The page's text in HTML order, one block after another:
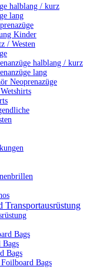
halblang / kurz
lang
Kinder
/ Westen
halblang / kurz
lang
Neoprenazüge
Transportausrüstung
Bags
Bags
Bags